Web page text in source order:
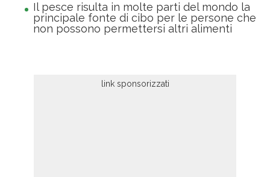
Il pesce risulta in molte parti del mondo la
principale fonte di cibo per le persone che
non possono permettersi altri alimenti